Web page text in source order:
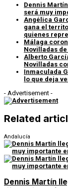
Dennis
será muy
Angélica
gana el
quienes
Málaga
Novilladas
Alberto
Novilladas
Inmaculada
lo que deja
- Advertisement -
Related
Andalucía
Dennis Martín